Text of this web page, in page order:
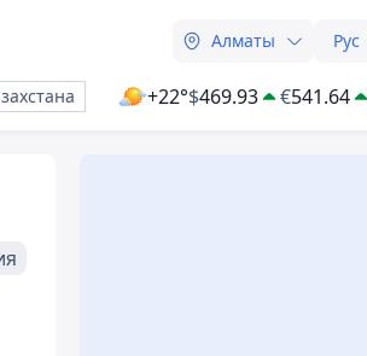
Алматы Рус
+22°$469.93 €541.64